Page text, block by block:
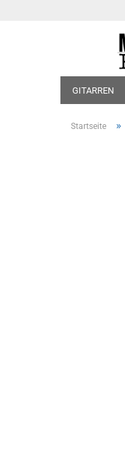
GITARREN
Startseite »